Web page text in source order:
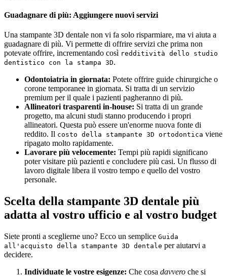
Guadagnare di più: Aggiungere nuovi servizi
Una stampante 3D dentale non vi fa solo risparmiare, ma vi aiuta a
guadagnare di più. Vi permette di offrire servizi che prima non
potevate offrire, incrementando così redditività dello studio
dentistico con la stampa 3D.
Odontoiatria in giornata: Potete offrire guide chirurgiche o
corone temporanee in giornata. Si tratta di un servizio
premium per il quale i pazienti pagheranno di più.
Allineatori trasparenti in-house: Si tratta di un grande
progetto, ma alcuni studi stanno producendo i propri
allineatori. Questa può essere un'enorme nuova fonte di
reddito. Il costo della stampante 3D ortodontica viene
ripagato molto rapidamente.
Lavorare più velocemente: Tempi più rapidi significano
poter visitare più pazienti e concludere più casi. Un flusso di
lavoro digitale libera il vostro tempo e quello del vostro
personale.
Scelta della stampante 3D dentale più
adatta al vostro ufficio e al vostro budget
Siete pronti a sceglierne uno? Ecco un semplice Guida
all'acquisto della stampante 3D dentale per aiutarvi a
decidere.
Individuate le vostre esigenze: Che cosa davvero che si